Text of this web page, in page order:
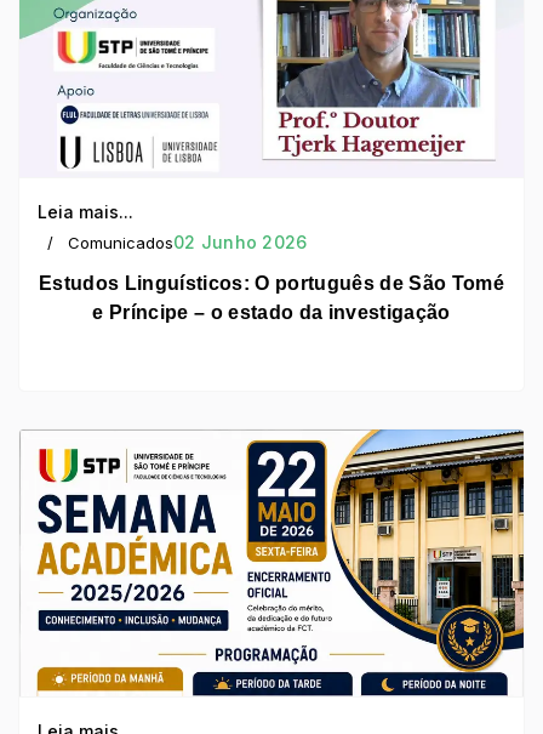
Estudos Linguísticos: O português de São Tomé
e Príncipe – o estado da investigação
Comunicados02 Junho 2026
Leia mais...